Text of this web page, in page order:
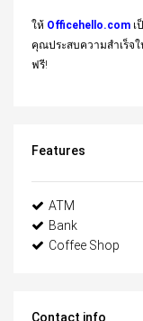
ให้ Officehello.com เ
คุณประสบความสำเร็จ
ฟรี!
Features
ATM
Bank
Coffee Shop
Contact info